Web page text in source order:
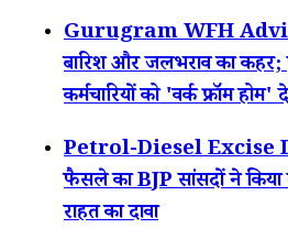
Gurugram WFH
बारिश और जलभराव का कहर;
कर्मचारियों को 'वर्क फ्रॉम
Petrol-Diesel Excise
फैसले का BJP सांसदों ने
राहत का दावा